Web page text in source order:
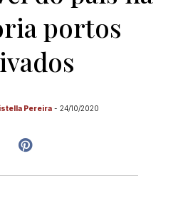
portos
Pereira - 24/10/2020